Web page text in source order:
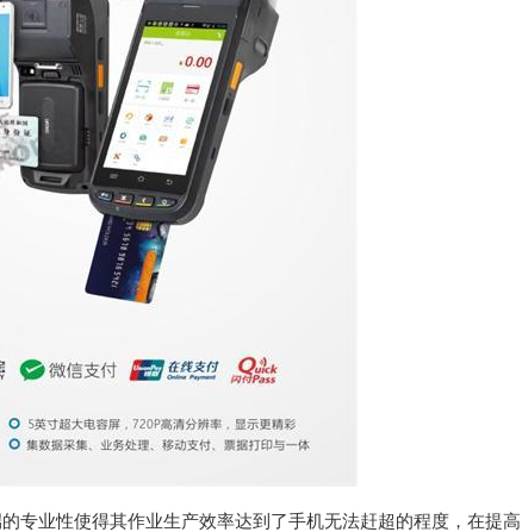
专业性使得其作业生产效率达到了手机无法赶超的程度，在提高